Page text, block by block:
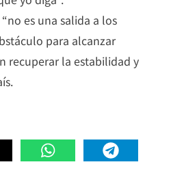
es una salida a los
para alcanzar
recuperar la estabilidad y